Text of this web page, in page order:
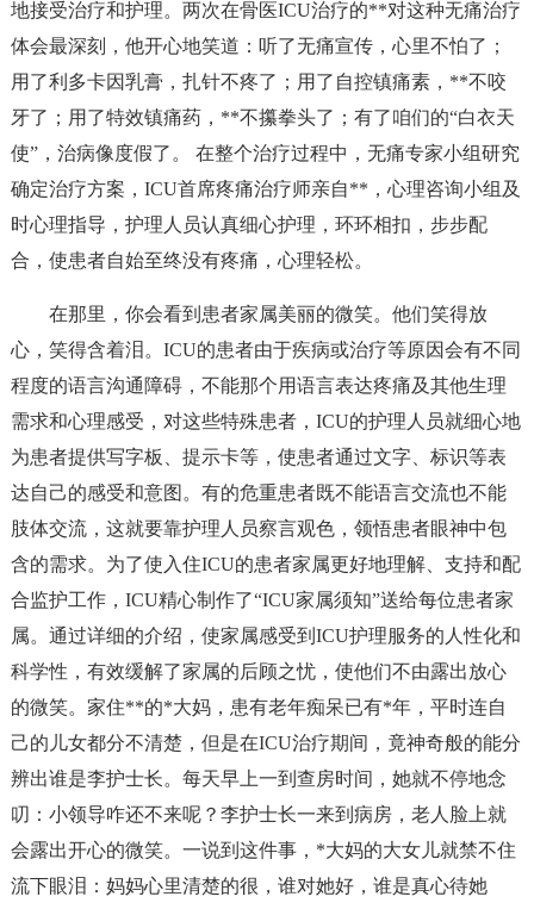
地接受治疗和护理。两次在骨医ICU治疗的**对这种无痛治疗
体会最深刻，他开心地笑道：听了无痛宣传，心里不怕了；
用了利多卡因乳膏，扎针不疼了；用了自控镇痛素，**不咬
牙了；用了特效镇痛药，**不攥拳头了；有了咱们的“白衣天
使”，治病像度假了。 在整个治疗过程中，无痛专家小组研究
确定治疗方案，ICU首席疼痛治疗师亲自**，心理咨询小组及
时心理指导，护理人员认真细心护理，环环相扣，步步配
合，使患者自始至终没有疼痛，心理轻松。
在那里，你会看到患者家属美丽的微笑。他们笑得放
心，笑得含着泪。ICU的患者由于疾病或治疗等原因会有不同
程度的语言沟通障碍，不能那个用语言表达疼痛及其他生理
需求和心理感受，对这些特殊患者，ICU的护理人员就细心地
为患者提供写字板、提示卡等，使患者通过文字、标识等表
达自己的感受和意图。有的危重患者既不能语言交流也不能
肢体交流，这就要靠护理人员察言观色，领悟患者眼神中包
含的需求。为了使入住ICU的患者家属更好地理解、支持和配
合监护工作，ICU精心制作了“ICU家属须知”送给每位患者家
属。通过详细的介绍，使家属感受到ICU护理服务的人性化和
科学性，有效缓解了家属的后顾之忧，使他们不由露出放心
的微笑。家住**的*大妈，患有老年痴呆已有*年，平时连自
己的儿女都分不清楚，但是在ICU治疗期间，竟神奇般的能分
辨出谁是李护士长。每天早上一到查房时间，她就不停地念
叨：小领导咋还不来呢？李护士长一来到病房，老人脸上就
会露出开心的微笑。一说到这件事，*大妈的大女儿就禁不住
流下眼泪：妈妈心里清楚的很，谁对她好，谁是真心待她